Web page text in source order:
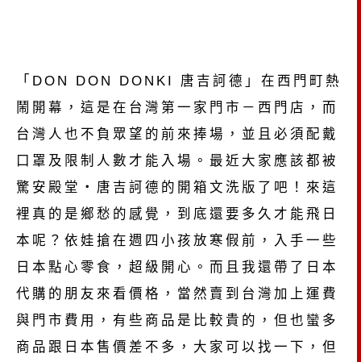
「DON DON DONKI 唐吉訶德」在西門町熱
鬧開幕，這是在台灣第一家門市－西門店，而
台灣人也不負眾望的前來捧場，並且必須配戴
口罩及限制人數才能入場。最近大家應該都被
驚安殿堂・唐吉訶德的開箱文洗版了吧！來這
裡真的是鄉愁的感覺，到底還要多久才能飛日
本呢？依娃搶在週四小孩放寒假前，入手一些
日本點心零食，超級開心。而且我還帶了日本
代購的朋友來看價格，當然賣到台灣加上運費
與門市費用，有些商品是比較貴的，但也蠻多
商品跟日本售價差不多，大家可以找一下，但